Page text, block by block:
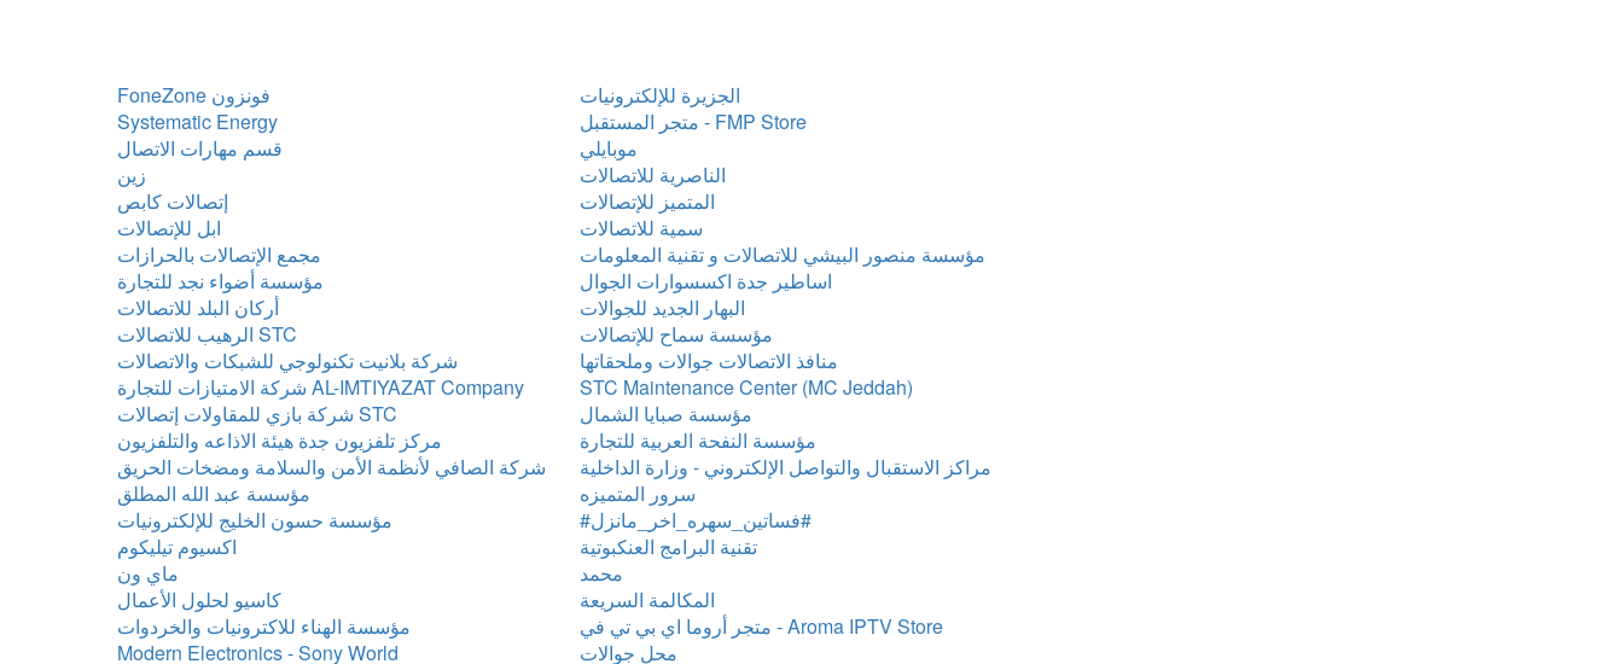
FoneZone فونزون
الجزيرة للإلكترونيات
Systematic Energy
متجر المستقبل - FMP Store
قسم مهارات الاتصال
موبايلي
زين
الناصرية للاتصالات
إتصالات كابص
المتميز للإتصالات
ابل للإتصالات
سمية للاتصالات
مجمع الإتصالات بالحرازات
مؤسسة منصور البيشي للاتصالات و تقنية المعلومات
مؤسسة أضواء نجد للتجارة
اساطير جدة اكسسوارات الجوال
أركان البلد للاتصالات
البهار الجديد للجوالات
الرهيب للاتصالات STC
مؤسسة سماح للإتصالات
شركة بلانيت تكنولوجي للشبكات والاتصالات
منافذ الاتصالات جوالات وملحقاتها
شركة الامتيازات للتجارة AL-IMTIYAZAT Company
STC Maintenance Center (MC Jeddah)
شركة بازي للمقاولات إتصالات STC
مؤسسة صبايا الشمال
مركز تلفزيون جدة هيئة الاذاعه والتلفزيون
مؤسسة النفحة العربية للتجارة
شركة الصافي لأنظمة الأمن والسلامة ومضخات الحريق
مراكز الاستقبال والتواصل الإلكتروني - وزارة الداخلية
مؤسسة عبد الله المطلق
سرور المتميزه
مؤسسة حسون الخليج للإلكترونيات
#فساتين_سهره_اخر_مانزل#
اكسيوم تيليكوم
تقنية البرامج العنكبوتية
ماي ون
محمد
كاسيو لحلول الأعمال
المكالمة السريعة
مؤسسة الهناء للاكترونيات والخردوات
متجر أروما اي بي تي في - Aroma IPTV Store
Modern Electronics - Sony World
محل جوالات